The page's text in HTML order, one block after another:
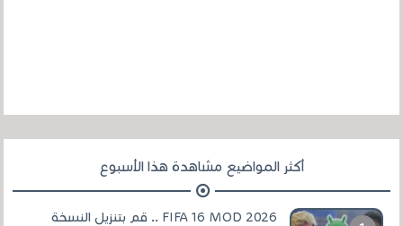
أكثر المواضيع مشاهدة هذا الأسبوع
FIFA 16 MOD 2026 .. قم بتنزيل النسخة